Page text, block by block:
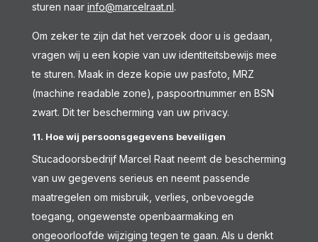
sturen naar info@marcelraat.nl.
Om zeker te zijn dat het verzoek door u is gedaan,
vragen wij u een kopie van uw identiteitsbewijs mee
te sturen. Maak in deze kopie uw pasfoto, MRZ
(machine readable zone), paspoortnummer en BSN
zwart. Dit ter bescherming van uw privacy.
11. Hoe wij persoonsgegevens beveiligen
Stucadoorsbedrijf Marcel Raat neemt de bescherming
van uw gegevens serieus en neemt passende
maatregelen om misbruik, verlies, onbevoegde
toegang, ongewenste openbaarmaking en
ongeoorloofde wijziging tegen te gaan. Als u denkt